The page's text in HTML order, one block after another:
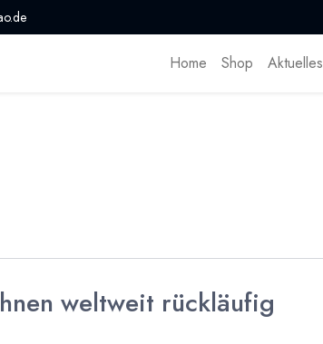
Home Shop Aktuelles
weltweit rückläufig